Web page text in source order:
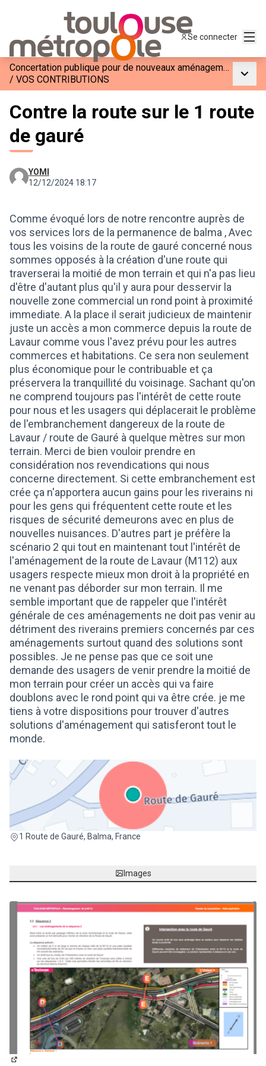
Se connecter
Concertation publique pour de nouveaux aménagements sur la M112
/ VOS CONTRIBUTIONS
Contre la route sur le 1 route
de gauré
YOMI
12/12/2024 18:17
Comme évoqué lors de notre rencontre auprès de
vos services lors de la permanence de balma , Avec
tous les voisins de la route de gauré concerné nous
sommes opposés à la création d'une route qui
traverserai la moitié de mon terrain et qui n'a pas lieu
d'être d'autant plus qu'il y aura pour desservir la
nouvelle zone commercial un rond point à proximité
immediate. A la place il serait judicieux de maintenir
juste un accès a mon commerce depuis la route de
Lavaur comme vous l'avez prévu pour les autres
commerces et habitations. Ce sera non seulement
plus économique pour le contribuable et ça
préservera la tranquillité du voisinage. Sachant qu'on
ne comprend toujours pas l'intérêt de cette route
pour nous et les usagers qui déplacerait le problème
de l'embranchement dangereux de la route de
Lavaur / route de Gauré à quelque mètres sur mon
terrain. Merci de bien vouloir prendre en
considération nos revendications qui nous
concerne directement. Si cette embranchement est
crée ça n'apportera aucun gains pour les riverains ni
pour les gens qui fréquentent cette route et les
risques de sécurité demeurons avec en plus de
nouvelles nuisances. D'autres part je préfère la
scénario 2 qui tout en maintenant tout l'intérêt de
l'aménagement de la route de Lavaur (M112) aux
usagers respecte mieux mon droit à la propriété en
ne venant pas déborder sur mon terrain. Il me
semble important que de rappeler que l'intérêt
générale de ces aménagements ne doit pas venir au
détriment des riverains premiers concernés par ces
aménagements surtout quand des solutions sont
possibles. Je ne pense pas que ce soit une
demande des usagers de venir prendre la moitié de
mon terrain pour créer un accès qui va faire
doublons avec le rond point qui va être crée. je me
tiens à votre dispositions pour trouver d'autres
solutions d'aménagement qui satisferont tout le
monde.
1 Route de Gauré, Balma, France
(Lien externe)
Images